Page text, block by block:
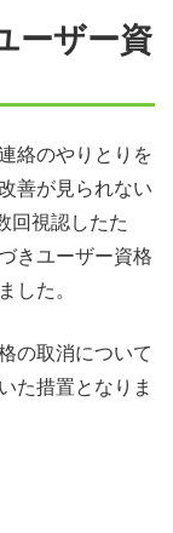
ーザー資
絡のやりとりを
善が見られない
回視認したた
きユーザー資格
た。
の取消について
た措置となりま